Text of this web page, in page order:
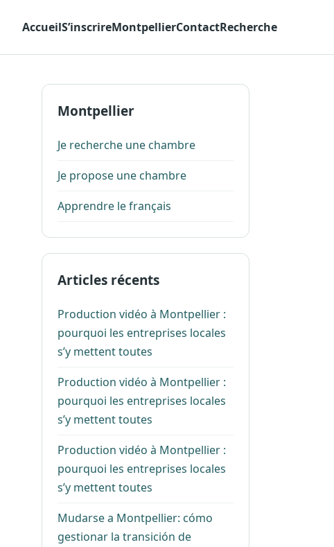
AccueilS’inscrireMontpellierContactRecherche
Montpellier
Je recherche une chambre
Je propose une chambre
Apprendre le français
Articles récents
Production vidéo à Montpellier :
pourquoi les entreprises locales
s’y mettent toutes
Production vidéo à Montpellier :
pourquoi les entreprises locales
s’y mettent toutes
Production vidéo à Montpellier :
pourquoi les entreprises locales
s’y mettent toutes
Mudarse a Montpellier: cómo
gestionar la transición de